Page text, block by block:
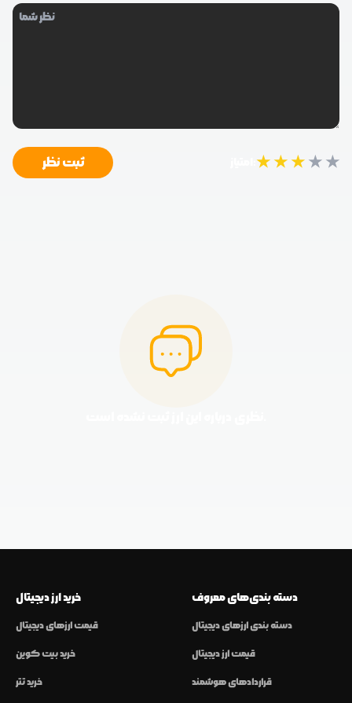
★★★★★ ثبت نظر
خرید ارز دیجیتال
قیمت ارزهای دیجیتال
خرید بیت کوین
خرید تتر
دسته بندی‌های معروف
دسته بندی ارزهای دیجیتال
قیمت ارز دیجیتال
قراردادهای هوشمند